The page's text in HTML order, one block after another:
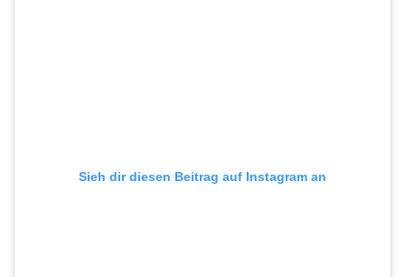
Sieh dir diesen Beitrag auf Instagram an